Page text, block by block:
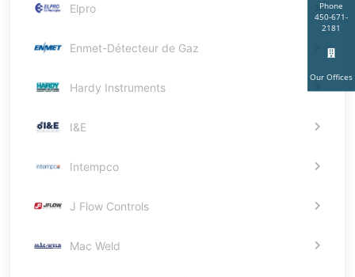
Phone
450-671-
2181
Our Offices
Elpro
Enmet-Détecteur de Gaz
Hardy Instruments
I&E
Intempco
J Flow Controls
Mac Weld